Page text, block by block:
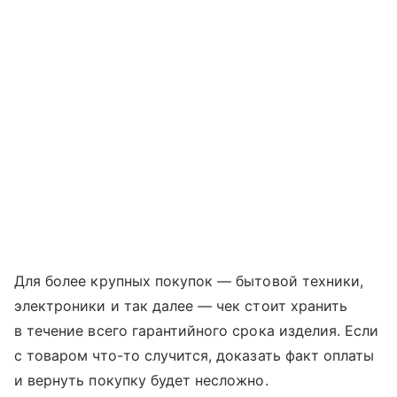
Для более крупных покупок — бытовой техники,
электроники и так далее — чек стоит хранить
в течение всего гарантийного срока изделия. Если
с товаром что-то случится, доказать факт оплаты
и вернуть покупку будет несложно.